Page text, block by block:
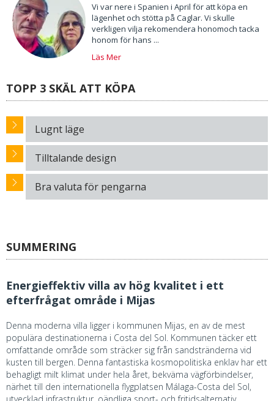
Vi var nere i Spanien i April för att köpa en
lägenhet och stötta på Caglar. Vi skulle
verkligen vilja rekomendera honomoch tacka
honom för hans ...
Läs Mer
TOPP 3 SKÄL ATT KÖPA
Lugnt läge
Tilltalande design
Bra valuta för pengarna
SUMMERING
Energieffektiv villa av hög kvalitet i ett
efterfrågat område i Mijas
Denna moderna villa ligger i kommunen Mijas, en av de mest
populära destinationerna i Costa del Sol. Kommunen täcker ett
omfattande område som sträcker sig från sandstränderna vid
kusten till bergen. Denna fantastiska kosmopolitiska enklav har ett
behagligt milt klimat under hela året, bekväma vägförbindelser,
närhet till den internationella flygplatsen Málaga-Costa del Sol,
utvecklad infrastruktur, oändliga sport- och fritidsalternativ